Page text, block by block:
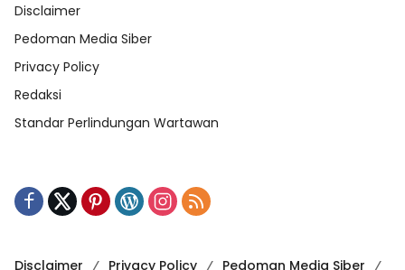
Disclaimer
Pedoman Media Siber
Privacy Policy
Redaksi
Standar Perlindungan Wartawan
Disclaimer Privacy Policy Pedoman Media Siber